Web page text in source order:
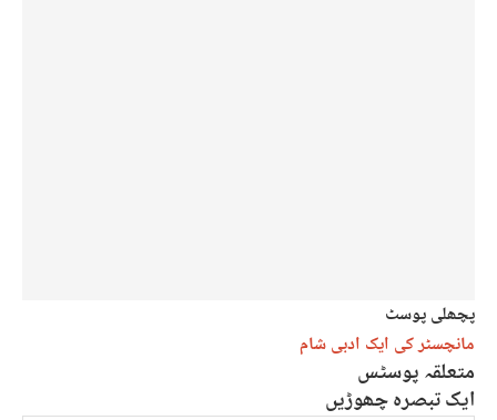
پچھلی پوسٹ
مانچسٹر کی ایک ادبی شام
متعلقہ پوسٹس
ایک تبصرہ چھوڑیں